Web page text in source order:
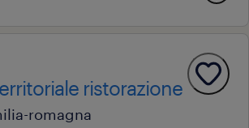
ristorazione
romagna